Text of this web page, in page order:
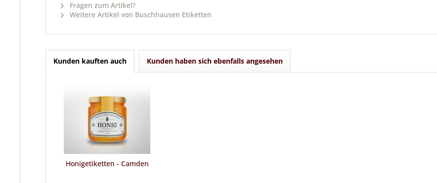
Fragen zum Artikel?
Weitere Artikel von Buschhausen Etiketten
Kunden kauften auch Kunden haben sich ebenfalls angesehen
Honigetiketten - Camden